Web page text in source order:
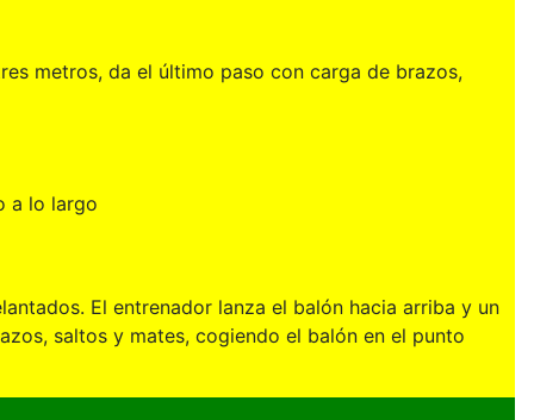
metros, da el último paso con carga de brazos,
a lo largo
El entrenador lanza el balón hacia arriba y un
saltos y mates, cogiendo el balón en el punto